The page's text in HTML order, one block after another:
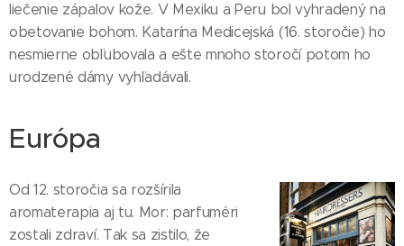
liečenie zápalov kože. V Mexiku a Peru bol vyhradený na
obetovanie bohom. Katarína Medicejská (16. storočie) ho
nesmierne obľubovala a ešte mnoho storočí potom ho
urodzené dámy vyhľadávali.
Európa
Od 12. storočia sa rozšírila
aromaterapia aj tu. Mor: parfuméri
zostali zdraví. Tak sa zistilo, že